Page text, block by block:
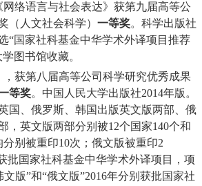
网络语言与社会表达》获第九届高等公
（人文社会科学） 一等奖。科学出版社
“国家社科基金中华学术外译项目推荐
图书馆收藏。
，获第八届高等公司科学研究优秀成果
等奖。中国人民大学出版社2014年版。
国、俄罗斯、韩国出版英文版两部、俄
，英文版两部分别被12个国家140个和
别被重印10次；俄文版被重印2
批国家社科基金中华学术外译项目，项
文版”和“俄文版”2016年分别获批国家社